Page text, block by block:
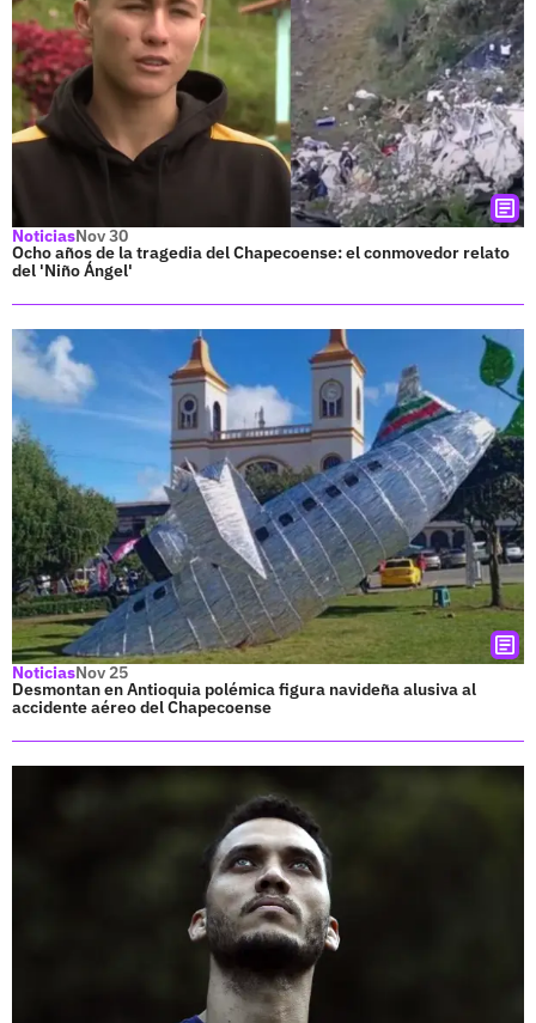
NoticiasNov 30
Ocho años de la tragedia del Chapecoense: el conmovedor relato
del 'Niño Ángel'
NoticiasNov 25
Desmontan en Antioquia polémica figura navideña alusiva al
accidente aéreo del Chapecoense